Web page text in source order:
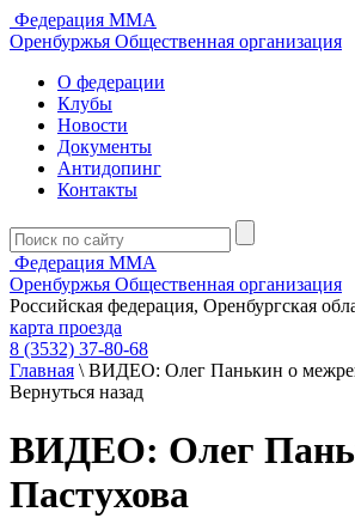
Федерация ММА
Оренбуржья Общественная организация
О федерации
Клубы
Новости
Документы
Антидопинг
Контакты
Федерация ММА
Оренбуржья Общественная организация
Российская федерация, Оренбургская
карта проезда
8 (3532) 37-80-68
Главная \ ВИДЕО: Олег Панькин о
Вернуться назад
ВИДЕО: Олег
Пастухова